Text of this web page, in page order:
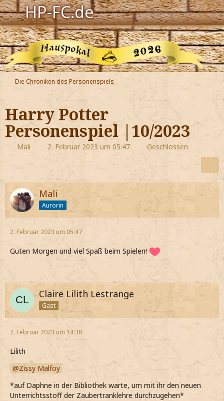
HP-FC.de
Navigation
Harry Potter
Der HP-FC
Hogwarts
Zauberwelt
Willkommen
Jetzt Fanclub-Mitglied werden!
Die Chroniken des Personenspiels
Harry Potter
Personenspiel |10/2023
Mali 2. Februar 2023 um 05:47 Geschlossen
Mali
Aurorin
2. Februar 2023 um 05:47
Guten Morgen und viel Spaß beim Spielen!
Claire Lilith Lestrange
Gast
2. Februar 2023 um 14:38
Lilith
Zissy Malfoy
*auf Daphne in der Bibliothek warte, um mit ihr den neuen
Unterrichtsstoff der Zaubertranklehre durchzugehen*